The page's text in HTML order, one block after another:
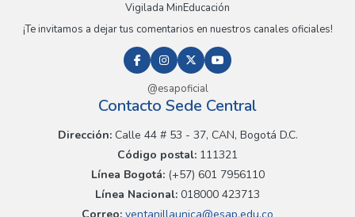
Vigilada MinEducación
¡Te invitamos a dejar tus comentarios en nuestros canales oficiales!
@esapoficial
Contacto Sede Central
Dirección:Calle 44 # 53 - 37, CAN, Bogotá D.C.
Código postal: 111321
Línea Bogotá:(+57) 601 7956110
Línea Nacional: 018000 423713